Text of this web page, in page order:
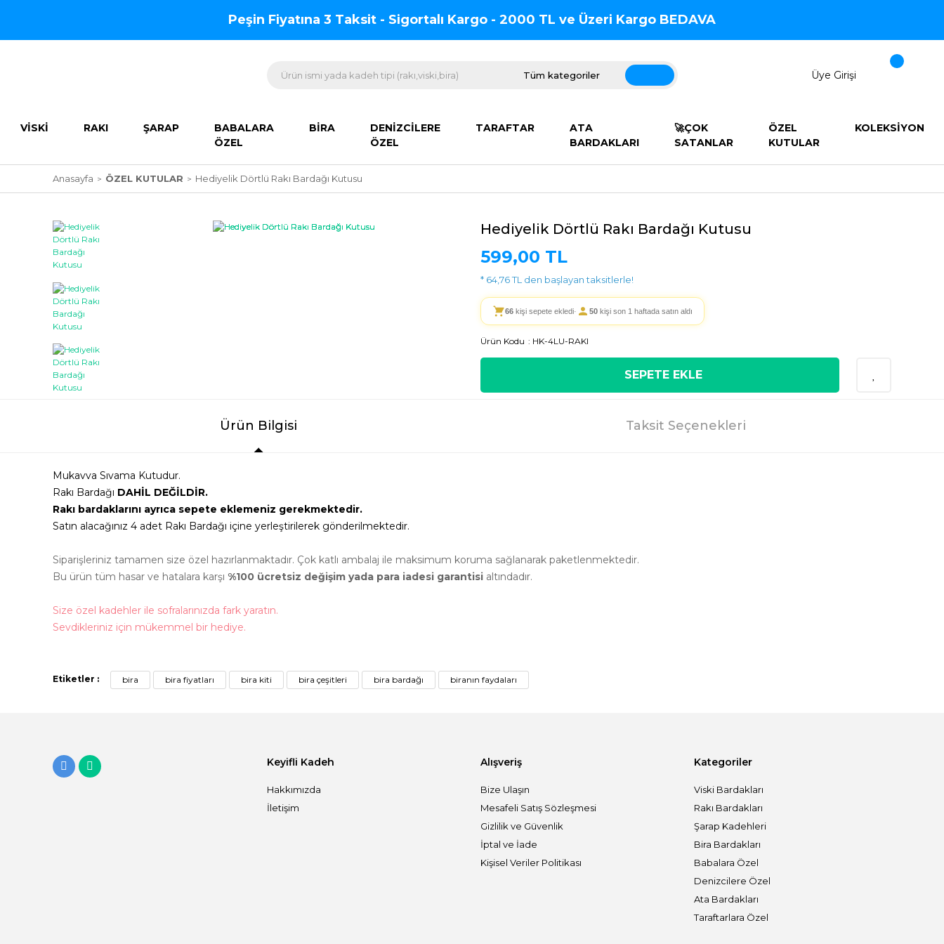
Peşin Fiyatına 3 Taksit - Sigortalı Kargo - 2000 TL ve Üzeri Kargo BEDAVA
Üye Girişi
VİSKİ RAKI ŞARAP
BABALARA
ÖZEL
BİRA
DENİZCİLERE
ÖZEL
TARAFTAR
ATA
BARDAKLARI
🚀ÇOK
SATANLAR
ÖZEL
KUTULAR
KOLEKSİYON
Anasayfa ÖZEL KUTULAR Hediyelik Dörtlü Rakı Bardağı Kutusu
Hediyelik Dörtlü Rakı Bardağı Kutusu
599,00 TL
* 64,76 TL den başlayan taksitlerle!
66 kişi sepete ekledi· 50 kişi son 1 haftada satın aldı
Ürün Kodu HK-4LU-RAKI
SEPETE EKLE
Ürün Bilgisi Taksit Seçenekleri
Mukavva Sıvama Kutudur.
Rakı Bardağı DAHİL DEĞİLDİR.
Rakı bardaklarını ayrıca sepete eklemeniz gerekmektedir.
Satın alacağınız 4 adet Rakı Bardağı içine yerleştirilerek gönderilmektedir.
Siparişleriniz tamamen size özel hazırlanmaktadır. Çok katlı ambalaj ile maksimum koruma sağlanarak paketlenmektedir.
Bu ürün tüm hasar ve hatalara karşı %100 ücretsiz değişim yada para iadesi garantisi altındadır.
Size özel kadehler ile sofralarınızda fark yaratın.
Sevdikleriniz için mükemmel bir hediye.
Etiketler : bira bira fiyatları bira kiti bira çeşitleri bira bardağı biranın faydaları
Keyifli Kadeh
Hakkımızda
İletişim
Alışveriş
Bize Ulaşın
Mesafeli Satış Sözleşmesi
Gizlilik ve Güvenlik
İptal ve İade
Kişisel Veriler Politikası
Kategoriler
Viski Bardakları
Rakı Bardakları
Şarap Kadehleri
Bira Bardakları
Babalara Özel
Denizcilere Özel
Ata Bardakları
Taraftarlara Özel